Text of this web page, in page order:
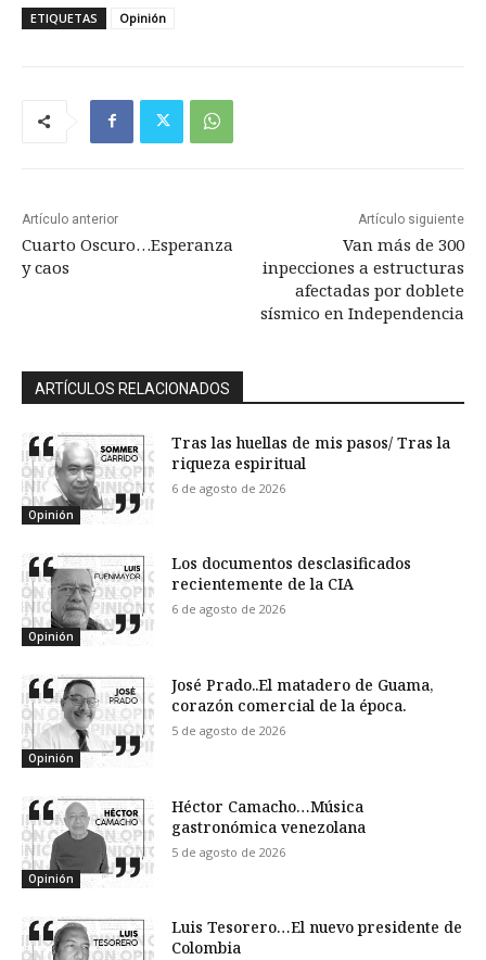
ETIQUETAS Opinión
Artículo anterior
Cuarto Oscuro…Esperanza
y caos
Artículo siguiente
Van más de 300
inpecciones a estructuras
afectadas por doblete
sísmico en Independencia
ARTÍCULOS RELACIONADOS
Opinión
Tras las huellas de mis pasos/ Tras la
riqueza espiritual
6 de agosto de 2026
Opinión
Los documentos desclasificados
recientemente de la CIA
6 de agosto de 2026
Opinión
José Prado..El matadero de Guama,
corazón comercial de la época.
5 de agosto de 2026
Opinión
Héctor Camacho…Música
gastronómica venezolana
5 de agosto de 2026
Luis Tesorero…El nuevo presidente de
Colombia